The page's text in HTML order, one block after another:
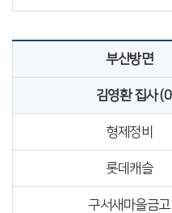
부산방면
김영환 집사
형제정비
롯데캐슬
구서새마을금고